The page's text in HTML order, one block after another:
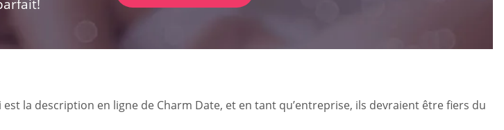
la description en ligne de Charm Date, et en tant qu’entreprise, ils devraient être fiers du